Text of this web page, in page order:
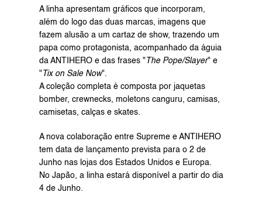
A linha apresentam gráficos que incorporam,
além do logo das duas marcas, imagens que
fazem alusão a um cartaz de show, trazendo um
papa como protagonista, acompanhado da águia
da ANTIHERO e das frases " The Pope/Slayer" e
" Tix on Sale Now".
A coleção completa é composta por jaquetas
bomber, crewnecks, moletons canguru, camisas,
camisetas, calças e skates.
A nova colaboração entre Supreme e ANTIHERO
tem data de lançamento prevista para o 2 de
Junho nas lojas dos Estados Unidos e Europa.
No Japão, a linha estará disponível a partir do dia
4 de Junho.